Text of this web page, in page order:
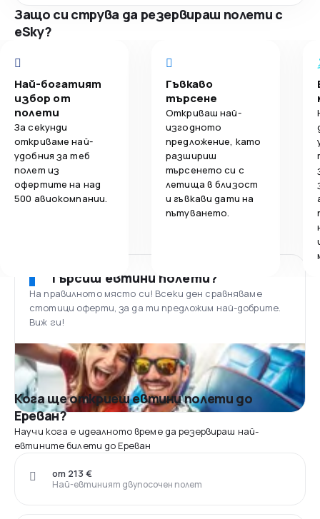
Защо си струва да резервираш полети с
eSky?
Най-богатият
избор от
полети
За секунди
откриваме най-
удобния за теб
полет из
офертите на над
500 авиокомпании.
Гъвкаво
търсене
Откриваш най-
изгодното
предложение, като
разшириш
търсенето си с
летища в близост
и гъвкави дати на
пътуването.
Търсиш евтини полети?
На правилното място си! Всеки ден сравняваме
стотици оферти, за да ти предложим най-добрите.
Виж ги!
Кога ще откриеш евтини полети до
Ереван?
Научи кога е идеалното време да резервираш най-
евтините билети до Ереван
Най-евтиният двупосочен полет
от 213 €